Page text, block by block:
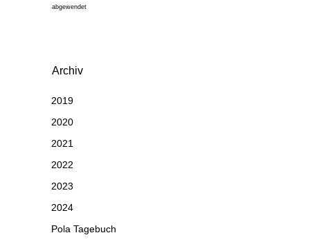
abgewendet
Archiv
2019
2020
2021
2022
2023
2024
Pola Tagebuch